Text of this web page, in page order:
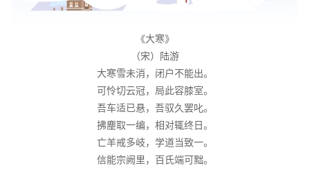
《大寒》
（宋）陆游
大寒雪未消，闭户不能出。
可怜切云冠，局此容膝室。
吾车适已悬，吾驭久罢叱。
拂麈取一编，相对辄终日。
亡羊戒多岐，学道当致一。
信能宗阙里，百氏端可黜。